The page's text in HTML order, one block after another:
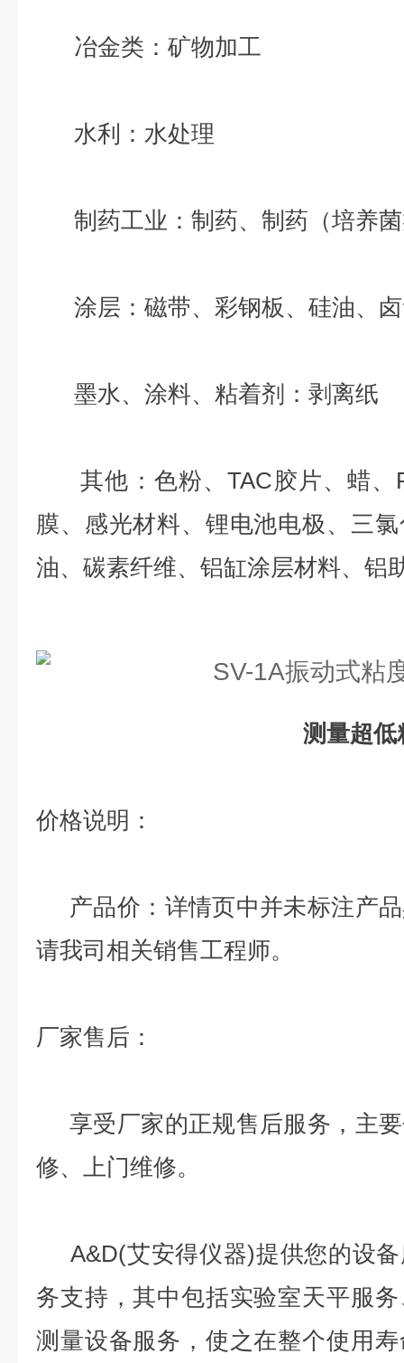
冶金类：矿物加工
水利：水处理
制药工业：制药、制药（培养
涂层：磁带、彩钢板、硅油、卤
墨水、涂料、粘着剂：剥离纸
其他：色粉、TAC胶片、蜡、
膜、感光材料、锂电池电极、三
油、碳素纤维、铝缸涂层材料、铝
测量超低
价格说明：
产品价：详情页中并未标注产
请我司相关销售工程师。
厂家售后：
享受厂家的正规售后服务，主
修、上门维修。
A&D(艾安得仪器)提供您的设备
务支持，其中包括实验室天平服
测量设备服务，使之在整个使用